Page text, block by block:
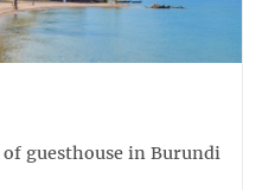
guesthouse in Burundi